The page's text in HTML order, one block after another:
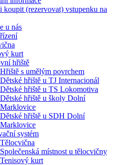
koupit (rezervovat) vstupenku na
u nás
kurt
hřiště
Hřiště s umělým povrchem
Dětské hřiště u TJ Internacionál
Dětské hřiště u TS Lokomotiva
Dětské hřiště u školy Dolní
Marklovice
Dětské hřiště u SDH Dolní
Marklovice
systém
Tělocvična
Společenská místnost u tělocvičny
Tenisový kurt